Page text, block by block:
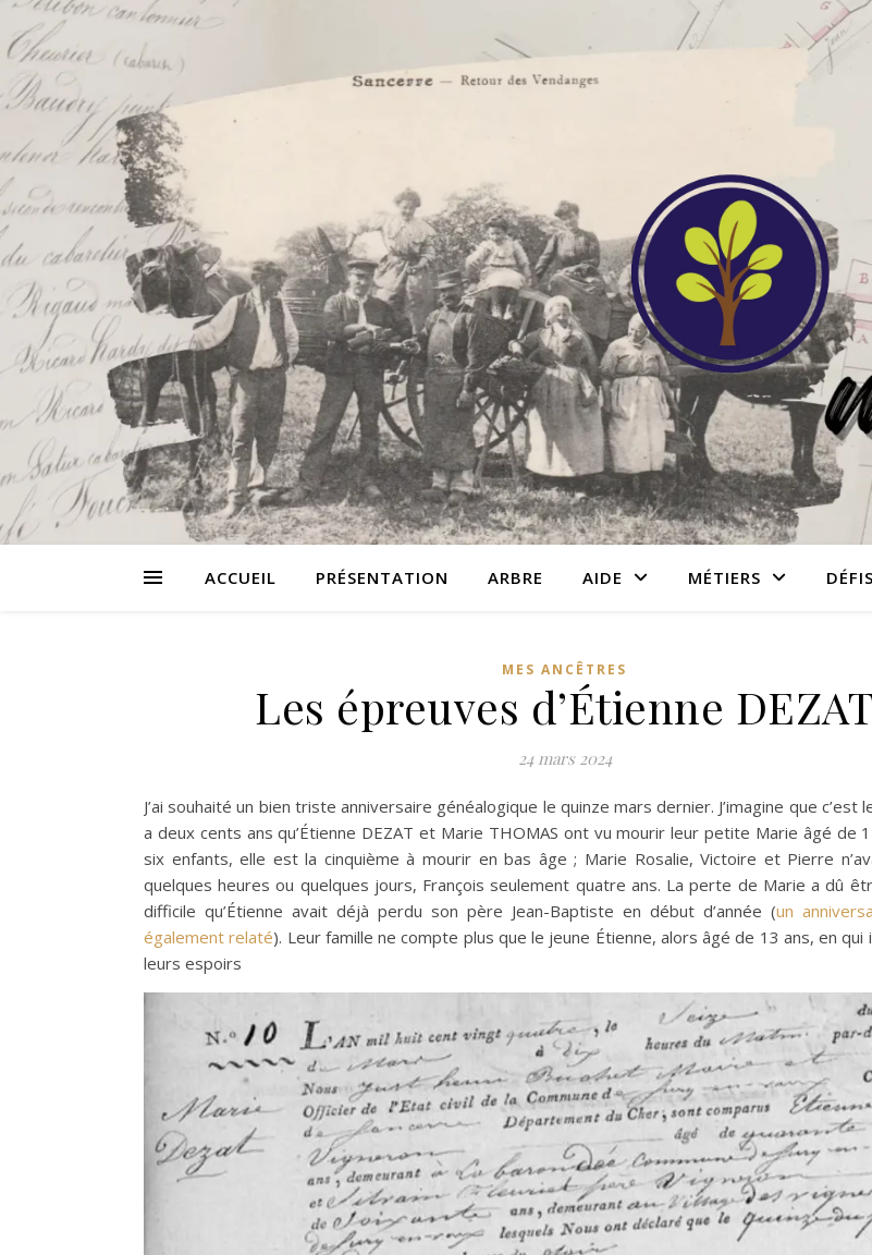
ACCUEIL PRÉSENTATION ARBRE AIDE MÉTIERS DÉFIS
MES ANCÊTRES
Les épreuves d’Étienne
24 mars 2024
J’ai souhaité un bien triste anniversaire généalogique le quinze mars dernier. J’imagine que c’est
a deux cents ans qu’Étienne DEZAT et Marie THOMAS ont vu mourir leur petite Marie âgé de
six enfants, elle est la cinquième à mourir en bas âge ; Marie Rosalie, Victoire et Pierre
quelques heures ou quelques jours, François seulement quatre ans. La perte de Marie a dû
difficile qu’Étienne avait déjà perdu son père Jean-Baptiste en début d’année (un
également relaté). Leur famille ne compte plus que le jeune Étienne, alors âgé de 13 ans, en
leurs espoirs